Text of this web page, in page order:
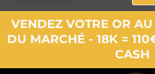
VENDEZ VOTRE OR
DU MARCHÉ - 18K =
CASH